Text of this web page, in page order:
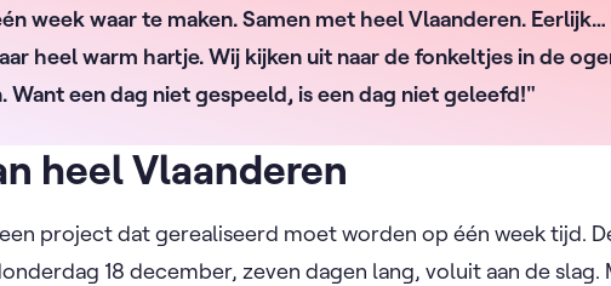
week waar te maken. Samen met heel Vlaanderen.
heel warm hartje. Wij kijken uit naar de fonkeltjes in de
Want een dag niet gespeeld, is een dag niet geleefd!"
heel Vlaanderen
project dat gerealiseerd moet worden op één week tijd.
18 december, zeven dagen lang, voluit aan de slag.